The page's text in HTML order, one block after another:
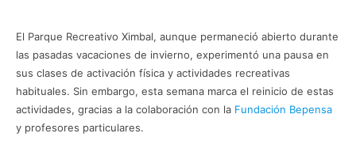
El Parque Recreativo Ximbal, aunque permaneció abierto durante
las pasadas vacaciones de invierno, experimentó una pausa en
sus clases de activación física y actividades recreativas
habituales. Sin embargo, esta semana marca el reinicio de estas
actividades, gracias a la colaboración con la Fundación Bepensa
y profesores particulares.